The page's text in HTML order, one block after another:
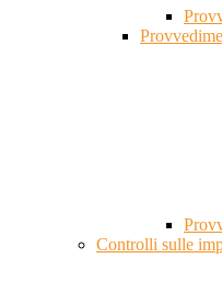
Controlli sulle